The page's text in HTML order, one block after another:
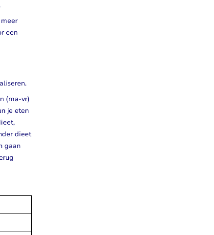
een
(ma-vr)
je eten
dieet
gaan